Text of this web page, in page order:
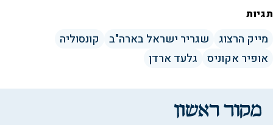
תגיות
מייק הרצוג שגריר ישראל בארה"ב
קונסוליה
אופיר אקוניס
גלעד ארדן